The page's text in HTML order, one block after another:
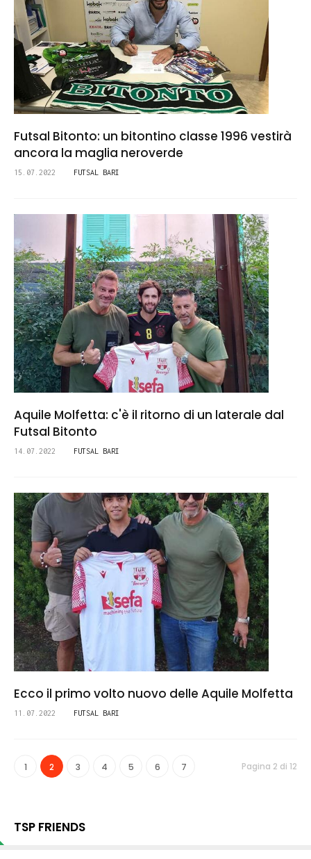
Futsal Bitonto: un bitontino classe 1996 vestirà
ancora la maglia neroverde
15.07.2022 FUTSAL BARI
Aquile Molfetta: c'è il ritorno di un laterale dal
Futsal Bitonto
14.07.2022 FUTSAL BARI
Ecco il primo volto nuovo delle Aquile Molfetta
11.07.2022 FUTSAL BARI
1 2 3 4 5 6 7 Pagina 2 di 12
TSP FRIENDS